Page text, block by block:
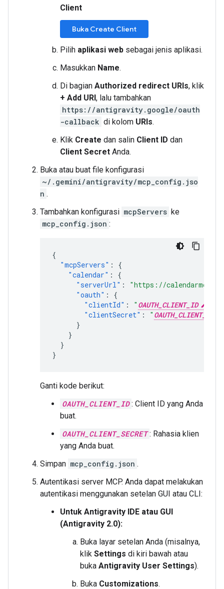
Client
Buka Create Client
Pilih aplikasi web sebagai jenis aplikasi.
Masukkan Name.
Di bagian Authorized redirect URIs, klik
+ Add URI, lalu tambahkan
https://antigravity.google/oauth
-callback di kolom URIs.
Klik Create dan salin Client ID dan
Client Secret Anda.
Buka atau buat file konfigurasi
~/.gemini/antigravity/mcp_config.jso
n .
Tambahkan konfigurasi mcpServers ke
mcp_config.json :
{
"mcpServers" :
{
"calendar" :
{
"serverUrl" :
"https://
"oauth" :
{
"clientId" : " OAUTH_CLIENT_ID
"clientSecret" : "
}
}
}
}
Ganti kode berikut:
OAUTH_CLIENT_ID : Client ID yang Anda
buat.
OAUTH_CLIENT_SECRET : Rahasia klien
yang Anda buat.
Simpan mcp_config.json .
Autentikasi server MCP. Anda dapat melakukan
autentikasi menggunakan setelan GUI atau CLI:
Untuk Antigravity IDE atau GUI
(Antigravity 2.0):
Buka layar setelan Anda (misalnya,
klik Settings di kiri bawah atau
buka Antigravity User Settings).
Buka Customizations.